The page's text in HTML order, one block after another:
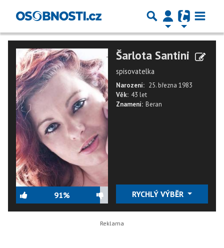
91%
Šarlota Santini
spisovatelka
Narození: 25. března 1983
Věk: 43 let
Znamení: Beran
RYCHLÝ VÝBĚR